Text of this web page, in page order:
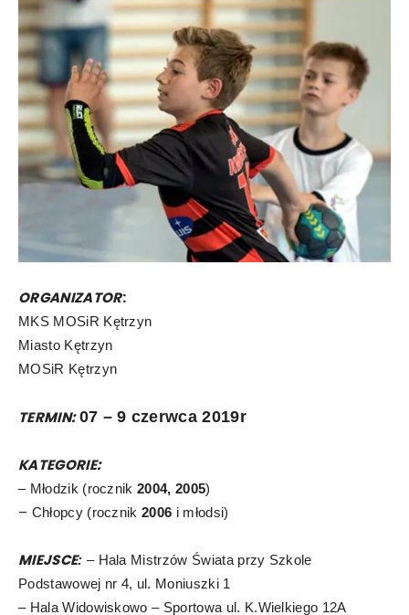
ORGANIZATOR:
MKS MOSiR Kętrzyn
Miasto Kętrzyn
MOSiR Kętrzyn
TERMIN: 07 – 9 czerwca 2019r
KATEGORIE:
– Młodzik (rocznik2004, 2005)
– Chłopcy (rocznik2006 i młodsi)
MIEJSCE: – Hala Mistrzów Świata przy Szkole
Podstawowej nr 4, ul. Moniuszki 1
– Hala Widowiskowo – Sportowa ul. K.Wielkiego 12A